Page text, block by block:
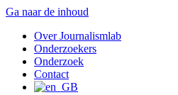
Ga naar de inhoud
Over Journalismlab
Onderzoekers
Onderzoek
Contact